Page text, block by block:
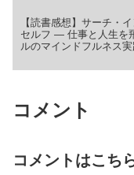
【読書感想】サーチ・
セルフ ― 仕事と人生を
ルのマインドフルネス実
コメント
コメントはこち